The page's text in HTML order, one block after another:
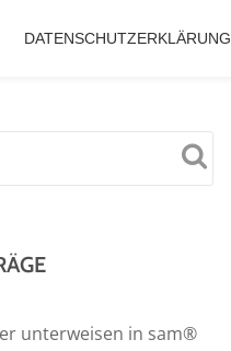
DATENSCHUTZERKLÄRUNG
unterweisen in sam®